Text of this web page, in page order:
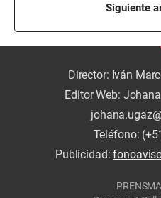
Siguiente
Director: Iván
Editor Web:
Teléfono:
Publicidad: